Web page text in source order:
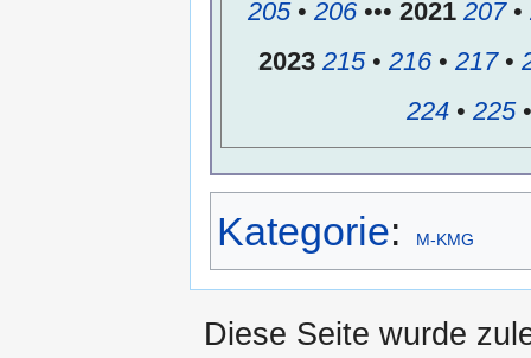
205• 206••• 2021 207•
2023 215• 216• 217•
224• 225
Kategorie: M-KMG
Diese Seite wurde